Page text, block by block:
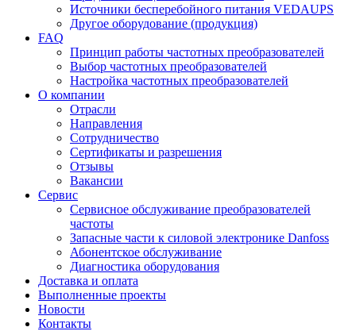
Источники бесперебойного питания VEDAUPS
Другое оборудование (продукция)
FAQ
Принцип работы частотных преобразователей
Выбор частотных преобразователей
Настройка частотных преобразователей
О компании
Отрасли
Направления
Сотрудничество
Сертификаты и разрешения
Отзывы
Вакансии
Сервис
Сервисное обслуживание преобразователей
частоты
Запасные части к силовой электронике Danfoss
Абонентское обслуживание
Диагностика оборудования
Доставка и оплата
Выполненные проекты
Новости
Контакты